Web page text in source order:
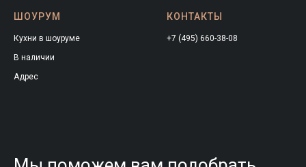
ШОУРУМ
Кухни в шоуруме
В наличии
Адрес
КОНТАКТЫ
+7 (495) 660-38-08